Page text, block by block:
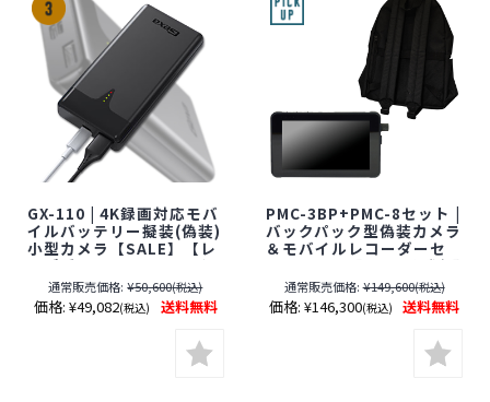
GX-110 | 4K録画対応モバ
イルバッテリー擬装(偽装)
小型カメラ【SALE】【レ
ンズ隠しフィルムサービ
ス対象品(当社限定)】【オ
ンスクエア】【Gexa】
【ジイエクサ】【スパイ
カメラ】【隠しカメラ】
【期間限定】[期間：～
通常販売価格: ¥50,600(税込)
価格: ¥49,082(税込) 送料無料
PMC-3BP+PMC-8セット |
バックパック型偽装カメラ
＆モバイルレコーダーセ
ット【SALE】【すぐ発(即
日発送)】【レンズ隠しフ
ィルムサービス対象品(当
社限定)】【サンメカトロ
ラ】【隠しカメラ】【期
間限定】[期間：～2026年
通常販売価格: ¥149,600(税込)
価格: ¥146,300(税込) 送料無料